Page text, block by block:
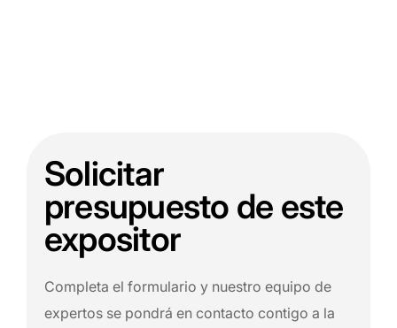
Solicitar
presupuesto de este
expositor
Completa el formulario y nuestro equipo de
expertos se pondrá en contacto contigo a la